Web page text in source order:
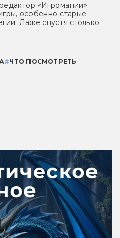
«Игромании»,
особенно старые
Даже спустя столько
#ЧТО ПОСМОТРЕТЬ